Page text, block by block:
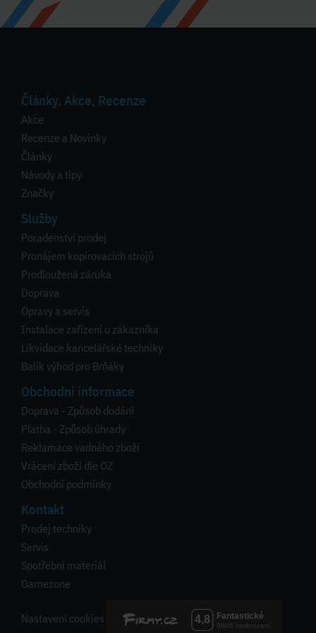
Články, Akce, Recenze
Akce
Recenze a Novinky
Články
Návody a tipy
Značky
Služby
Poradenství prodej
Pronájem kopírovacích strojů
Prodloužená záruka
Doprava
Opravy a servis
Instalace zařízení u zákazníka
Likvidace kancelářské techniky
Balík výhod pro Brňáky
Obchodní informace
Doprava - Způsob dodání
Platba - Způsob úhrady
Reklamace vadného zboží
Vrácení zboží dle OZ
Obchodní podmínky
Kontakt
Prodej techniky
Servis
Spotřební materiál
Gamezone
Nastavení cookies